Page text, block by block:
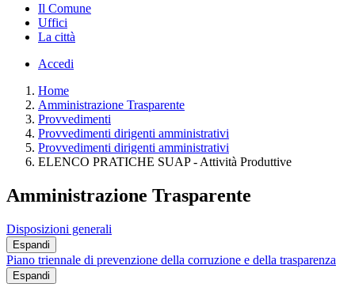
Il Comune
Uffici
La città
Accedi
Home
Amministrazione Trasparente
Provvedimenti
Provvedimenti dirigenti amministrativi
Provvedimenti dirigenti amministrativi
ELENCO PRATICHE SUAP - Attività Produttive
Amministrazione Trasparente
Disposizioni generali
Espandi
Piano triennale di prevenzione della corruzione e della trasparenza
Espandi